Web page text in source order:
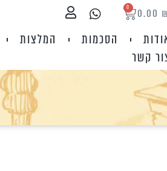
0.00 ₪
0
הסכמות המלצות
קשר